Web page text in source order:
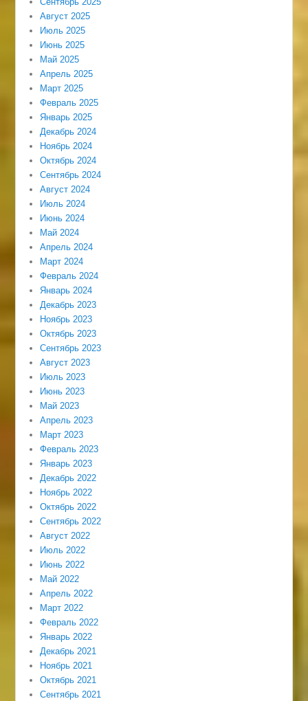
Август 2025
Июль 2025
Июнь 2025
Май 2025
Апрель 2025
Март 2025
Февраль 2025
Январь 2025
Декабрь 2024
Ноябрь 2024
Октябрь 2024
Сентябрь 2024
Август 2024
Июль 2024
Июнь 2024
Май 2024
Апрель 2024
Март 2024
Февраль 2024
Январь 2024
Декабрь 2023
Ноябрь 2023
Октябрь 2023
Сентябрь 2023
Август 2023
Июль 2023
Июнь 2023
Май 2023
Апрель 2023
Март 2023
Февраль 2023
Январь 2023
Декабрь 2022
Ноябрь 2022
Октябрь 2022
Сентябрь 2022
Август 2022
Июль 2022
Июнь 2022
Май 2022
Апрель 2022
Март 2022
Февраль 2022
Январь 2022
Декабрь 2021
Ноябрь 2021
Октябрь 2021
Сентябрь 2021